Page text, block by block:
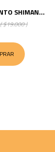
SHIMAN...
( $19.000 )